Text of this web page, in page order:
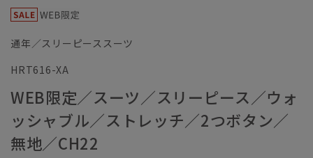
通年／スリーピーススーツ
HRT616-XA
WEB限定／スーツ／スリーピース／ウォ
ッシャブル／ストレッチ／2つボタン／
無地／CH22